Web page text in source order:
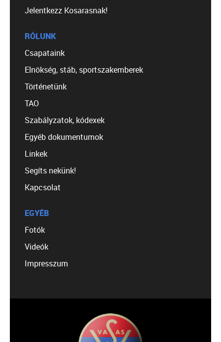
Jelentkezz Kosarasnak!
RÓLUNK
Csapataink
Elnökség, stáb, sportszakemberek
Történetünk
TAO
Szabályzatok, kódexek
Egyéb dokumentumok
Linkek
Segíts nekünk!
Kapcsolat
EGYÉB
Fotók
Videók
Impresszum